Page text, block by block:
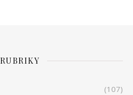
RUBRIKY
(107)